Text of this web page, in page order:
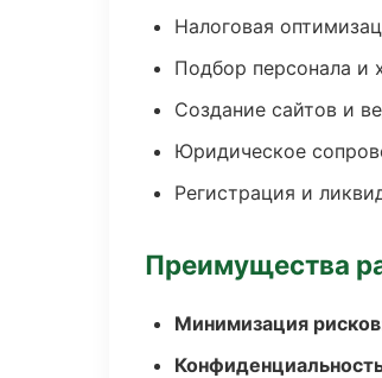
Налоговая
Подбор персонала и
Создание сайтов и
Юридическое
Регистрация и
Преимущества
Минимизация